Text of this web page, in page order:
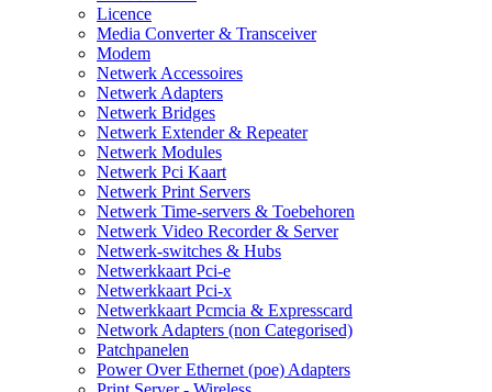
Licence
Media Converter & Transceiver
Modem
Netwerk Accessoires
Netwerk Adapters
Netwerk Bridges
Netwerk Extender & Repeater
Netwerk Modules
Netwerk Pci Kaart
Netwerk Print Servers
Netwerk Time-servers & Toebehoren
Netwerk Video Recorder & Server
Netwerk-switches & Hubs
Netwerkkaart Pci-e
Netwerkkaart Pci-x
Netwerkkaart Pcmcia & Expresscard
Network Adapters (non Categorised)
Patchpanelen
Power Over Ethernet (poe) Adapters